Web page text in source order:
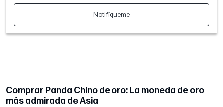
Notifíqueme
Comprar Panda Chino de oro: La moneda de oro
más admirada de Asia